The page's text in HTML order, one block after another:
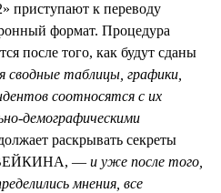
приступают к переводу
формат. Процедура
после того, как будут сданы
сводные таблицы, графики,
соотносятся с их
демографическими
раскрывать секреты
— и уже после того,
мнения, все